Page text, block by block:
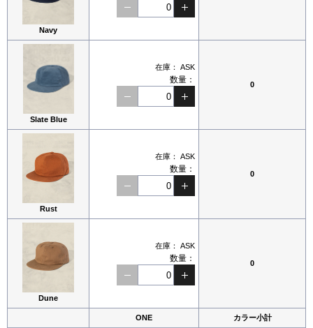
Navy
Slate Blue
在庫： ASK
数量： 0
Rust
在庫： ASK
数量： 0
Dune
在庫： ASK
数量： 0
ONE カラー小計